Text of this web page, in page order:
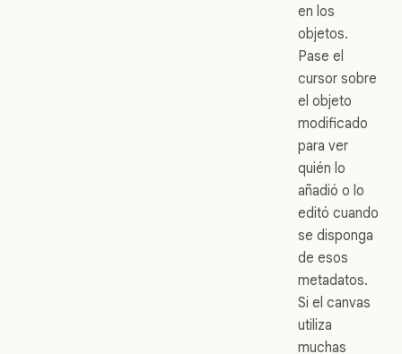
en los
objetos.
Pase el
cursor sobre
el objeto
modificado
para ver
quién lo
añadió o lo
editó cuando
se disponga
de esos
metadatos.
Si el canvas
utiliza
muchas